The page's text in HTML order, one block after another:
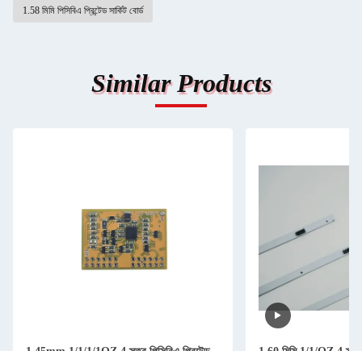
1.58 মিমি পিসিবিএ প্রিন্টেড সার্কিট বোর্ড
Similar Products